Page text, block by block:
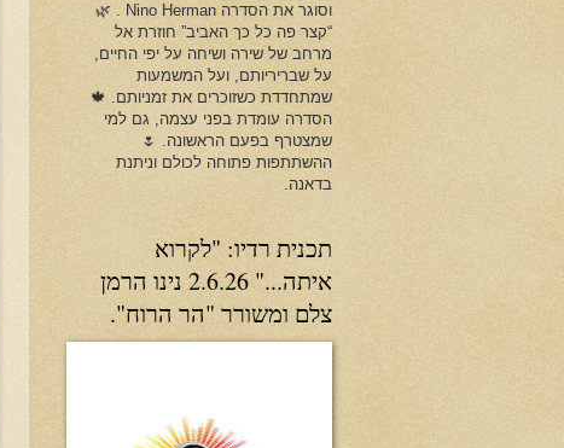
וסוגר את הסדרה Nino Herman . 🌿
“קצר פה כל כך האביב” חוזרת אל
מרחב של שירה ושיחה על יפי החיים,
על שבריריותם, ועל המשמעות
שמתחדדת כשזוכרים את זמניותם. 🍁
הסדרה עומדת בפני עצמה, גם למי
שמצטרף בפעם הראשונה. 🌷
ההשתתפות פתוחה לכולם וניתנת
בדאנה.
תכנית רדיו: "לקרוא
איתה..." 2.6.26 נינו הרמן
צלם ומשורר "הר הרוח".